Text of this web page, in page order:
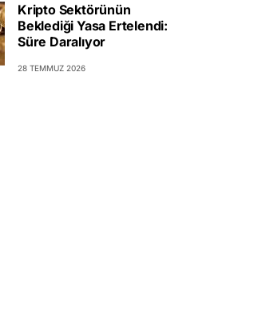
Kripto Sektörünün
Beklediği Yasa Ertelendi:
Süre Daralıyor
28 TEMMUZ 2026